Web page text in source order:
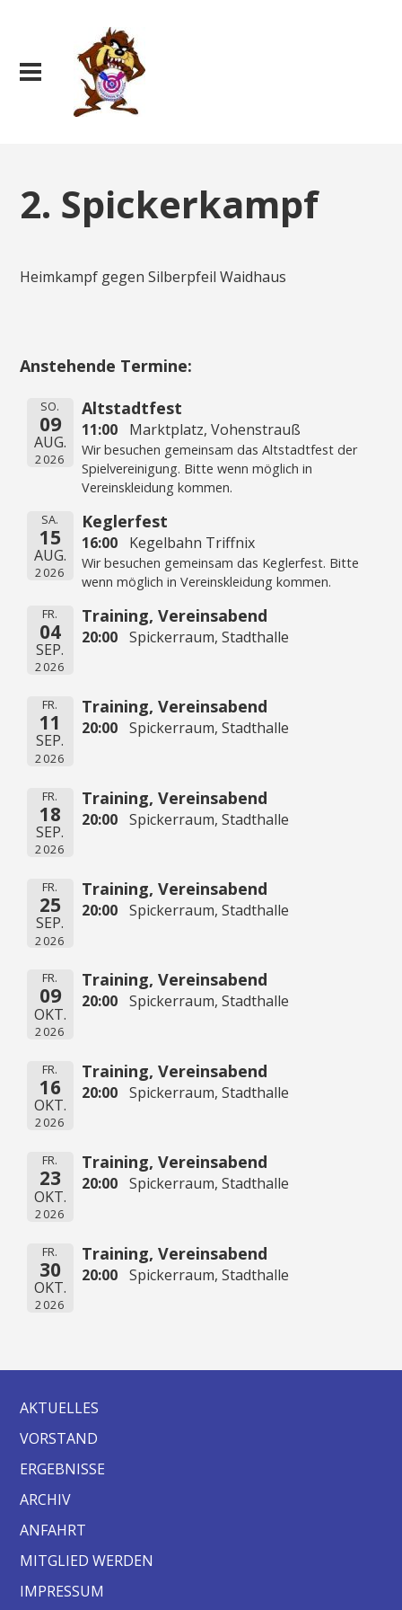
2. Spickerkampf
Heimkampf gegen Silberpfeil Waidhaus
Anstehende Termine:
SO.
09
AUG.
2026
Altstadtfest
11:00 Marktplatz, Vohenstrauß
Wir besuchen gemeinsam das Altstadtfest der
Spielvereinigung. Bitte wenn möglich in
Vereinskleidung kommen.
SA.
15
AUG.
2026
Keglerfest
16:00 Kegelbahn Triffnix
Wir besuchen gemeinsam das Keglerfest. Bitte
wenn möglich in Vereinskleidung kommen.
FR.
04
SEP.
2026
Training, Vereinsabend
20:00 Spickerraum, Stadthalle
FR.
11
SEP.
2026
Training, Vereinsabend
20:00 Spickerraum, Stadthalle
FR.
18
SEP.
2026
Training, Vereinsabend
20:00 Spickerraum, Stadthalle
FR.
25
SEP.
2026
Training, Vereinsabend
20:00 Spickerraum, Stadthalle
FR.
09
OKT.
2026
Training, Vereinsabend
20:00 Spickerraum, Stadthalle
FR.
16
OKT.
2026
Training, Vereinsabend
20:00 Spickerraum, Stadthalle
FR.
23
OKT.
2026
Training, Vereinsabend
20:00 Spickerraum, Stadthalle
FR.
30
OKT.
2026
Training, Vereinsabend
20:00 Spickerraum, Stadthalle
AKTUELLES
VORSTAND
ERGEBNISSE
ARCHIV
ANFAHRT
MITGLIED WERDEN
IMPRESSUM